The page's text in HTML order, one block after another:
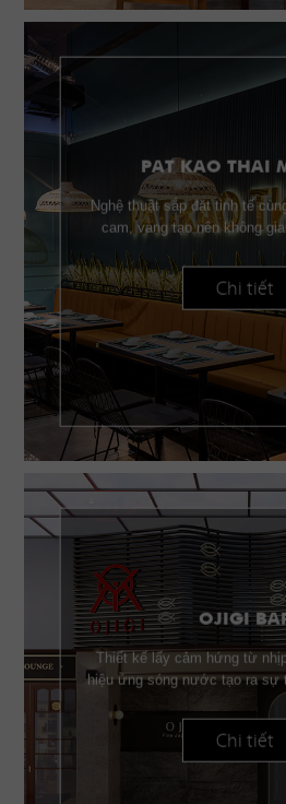
PAT KAO THAI
Nghệ thuật sắp đặt tinh tế
cam, vàng tạo nên không
Chi tiết
OJIGI
Thiết kế lấy cảm hứng từ
hiệu ứng sóng nước tạo ra sự
Chi tiết